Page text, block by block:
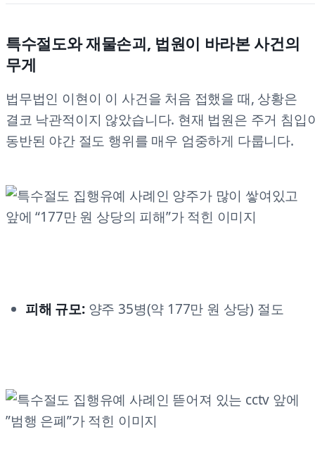
특수절도와 재물손괴, 법원이 바라본 사건의
무게
법무법인 이현이 이 사건을 처음 접했을 때, 상황은
결코 낙관적이지 않았습니다. 현재 법원은 주거 침입
동반된 야간 절도 행위를 매우 엄중하게 다룹니다.
피해 규모:양주 35병(약 177만 원 상당) 절도